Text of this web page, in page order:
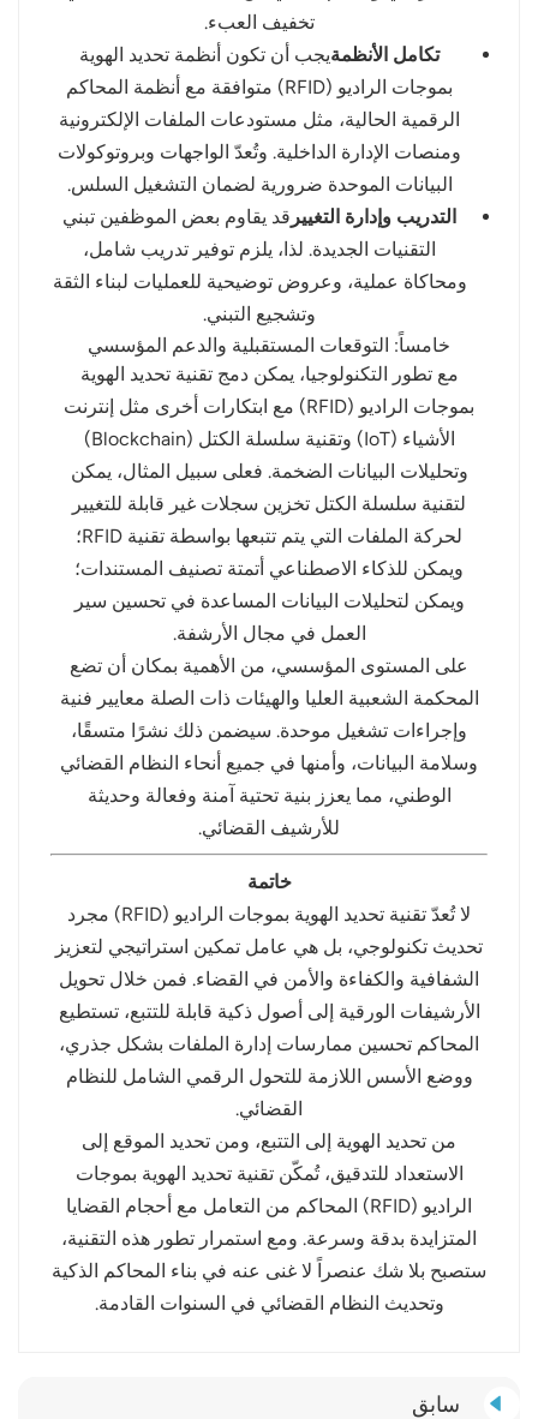
تخفيف العبء.
تكامل الأنظمةيجب أن تكون أنظمة تحديد الهوية
بموجات الراديو (RFID) متوافقة مع أنظمة المحاكم
الرقمية الحالية، مثل مستودعات الملفات الإلكترونية
ومنصات الإدارة الداخلية. وتُعدّ الواجهات وبروتوكولات
البيانات الموحدة ضرورية لضمان التشغيل السلس.
التدريب وإدارة التغيير قد يقاوم بعض الموظفين تبني
التقنيات الجديدة. لذا، يلزم توفير تدريب شامل،
ومحاكاة عملية، وعروض توضيحية للعمليات لبناء الثقة
وتشجيع التبني.
خامساً: التوقعات المستقبلية والدعم المؤسسي
مع تطور التكنولوجيا، يمكن دمج تقنية تحديد الهوية
بموجات الراديو (RFID) مع ابتكارات أخرى مثل إنترنت
الأشياء (IoT) وتقنية سلسلة الكتل (Blockchain)
وتحليلات البيانات الضخمة. فعلى سبيل المثال، يمكن
لتقنية سلسلة الكتل تخزين سجلات غير قابلة للتغيير
لحركة الملفات التي يتم تتبعها بواسطة تقنية RFID؛
ويمكن للذكاء الاصطناعي أتمتة تصنيف المستندات؛
ويمكن لتحليلات البيانات المساعدة في تحسين سير
العمل في مجال الأرشفة.
على المستوى المؤسسي، من الأهمية بمكان أن تضع
المحكمة الشعبية العليا والهيئات ذات الصلة معايير فنية
وإجراءات تشغيل موحدة. سيضمن ذلك نشرًا متسقًا،
وسلامة البيانات، وأمنها في جميع أنحاء النظام القضائي
الوطني، مما يعزز بنية تحتية آمنة وفعالة وحديثة
للأرشيف القضائي.
خاتمة
لا تُعدّ تقنية تحديد الهوية بموجات الراديو (RFID) مجرد
تحديث تكنولوجي، بل هي عامل تمكين استراتيجي لتعزيز
الشفافية والكفاءة والأمن في القضاء. فمن خلال تحويل
الأرشيفات الورقية إلى أصول ذكية قابلة للتتبع، تستطيع
المحاكم تحسين ممارسات إدارة الملفات بشكل جذري،
ووضع الأسس اللازمة للتحول الرقمي الشامل للنظام
القضائي.
من تحديد الهوية إلى التتبع، ومن تحديد الموقع إلى
الاستعداد للتدقيق، تُمكّن تقنية تحديد الهوية بموجات
الراديو (RFID) المحاكم من التعامل مع أحجام القضايا
المتزايدة بدقة وسرعة. ومع استمرار تطور هذه التقنية،
ستصبح بلا شك عنصراً لا غنى عنه في بناء المحاكم الذكية
وتحديث النظام القضائي في السنوات القادمة.
سابق